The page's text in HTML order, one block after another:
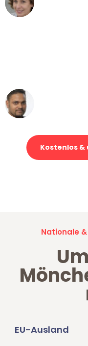
Kostenlos
Nationale
EU-Ausland